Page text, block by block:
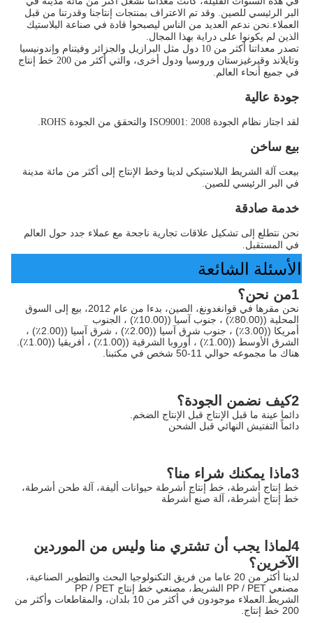
الذين لم يكونوا على دراية بهذا المجال.
في جميع أنحاء العالم.
جودة عالية
لقد اجتاز نظام الجودة ISO9001: 2008 والتحقق من الجودة ROHS.
بيع ساخن
في البر الرئيسي للصين.
خدمة صادقة
في المستقبل.
الأسئلة الشائعة
1من نحن؟
المحلية ((80.00٪) ، جنوب آسيا ((10.00٪) ، الجنوب
هناك ما مجموعه حوالي 11-50 شخص في مكتبنا.
2كيف نضمن الجودة؟
دائما عينة ما قبل الإنتاج قبل الإنتاج الضخم.
دائماً التفتيش النهائي قبل الشحن
3ماذا يمكنك شراء منا؟
خط إنتاج أشرطة، آلة صنع أشرطة
الآخرين؟
200 خط إنتاج.